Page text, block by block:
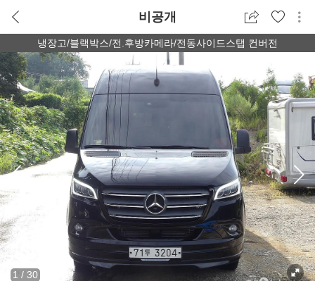
비공개
냉장고/블랙박스/전.후방카메라/전동사이드스탭 컨버전
1 / 30